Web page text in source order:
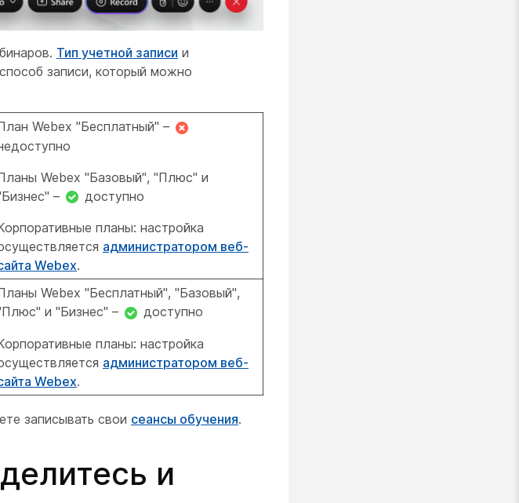
Тип учетной записи и
записи, который можно
Webex "Бесплатный" –
Webex "Базовый", "Плюс" и
–
доступно
планы: настройка
администратором веб-
Webex.
Webex "Бесплатный", "Базовый",
и "Бизнес" –
доступно
планы: настройка
администратором веб-
Webex.
записывать свои сеансы обучения.
и